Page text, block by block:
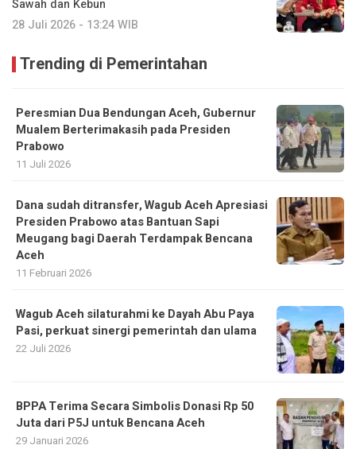
Sawah dan Kebun
28 Juli 2026 - 13:24 WIB
Trending di Pemerintahan
Peresmian Dua Bendungan Aceh, Gubernur
Mualem Berterimakasih pada Presiden
Prabowo
11 Juli 2026
Dana sudah ditransfer, Wagub Aceh Apresiasi
Presiden Prabowo atas Bantuan Sapi
Meugang bagi Daerah Terdampak Bencana
Aceh ‎
11 Februari 2026
Wagub Aceh silaturahmi ke Dayah Abu Paya
Pasi, perkuat sinergi pemerintah dan ulama
22 Juli 2026
BPPA Terima Secara Simbolis Donasi Rp 50
Juta dari P5J untuk Bencana Aceh
29 Januari 2026